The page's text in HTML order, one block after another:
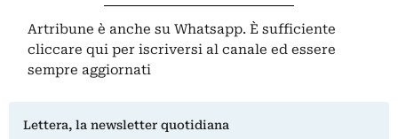
Artribune è anche su Whatsapp. È sufficiente
cliccare qui per iscriversi al canale ed essere
sempre aggiornati
Lettera, la newsletter quotidiana